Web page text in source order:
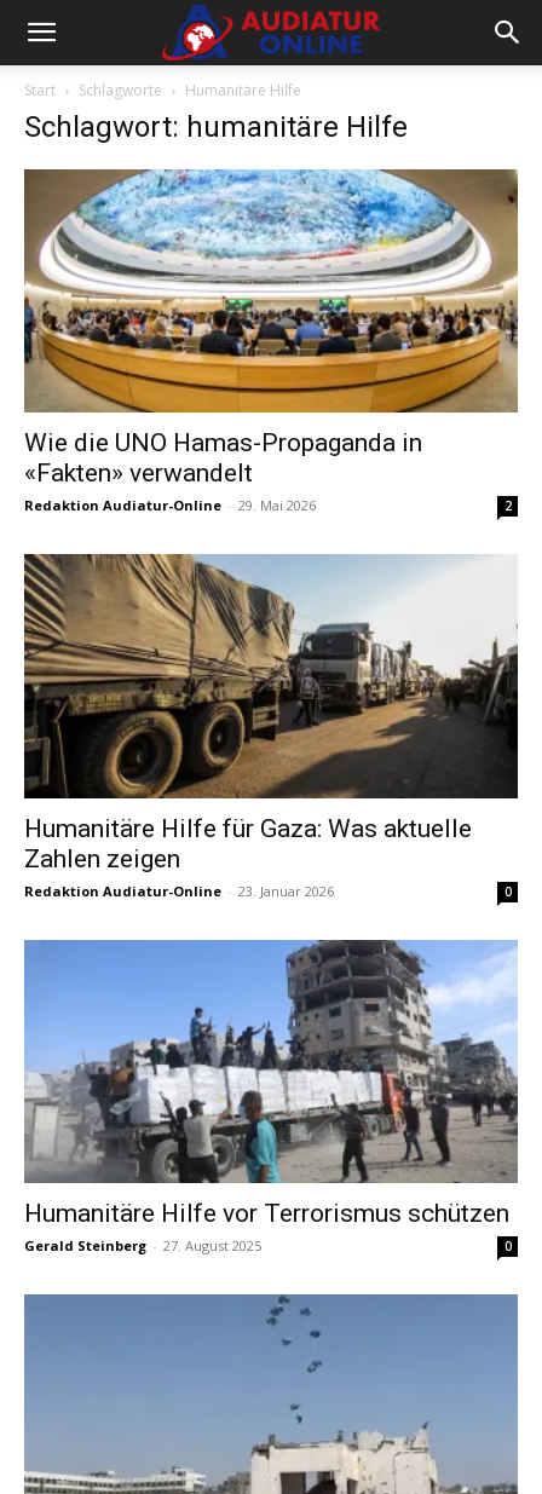
Start Schlagworte Humanitäre Hilfe
Schlagwort: humanitäre Hilfe
Wie die UNO Hamas-Propaganda in
«Fakten» verwandelt
Redaktion Audiatur-Online - 29. Mai 2026 2
Humanitäre Hilfe für Gaza: Was aktuelle
Zahlen zeigen
Redaktion Audiatur-Online - 23. Januar 2026 0
Humanitäre Hilfe vor Terrorismus schützen
Gerald Steinberg - 27. August 2025 0